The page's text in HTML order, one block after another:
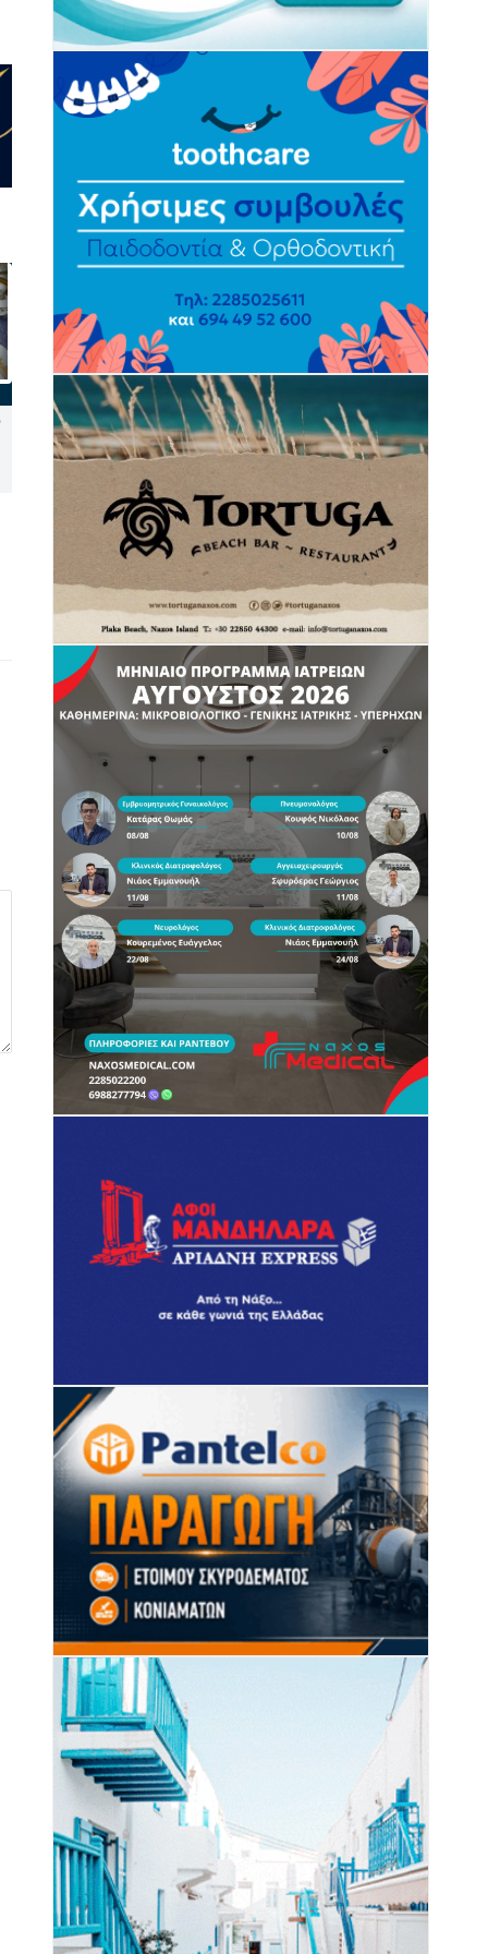
Επίμονα τα μελτέμια στο
Αιγαίο το επόμενο 10ήμερο
– Έως 7 μποφόρ στις
Κυκλάδες
Κέα: Ιστιοφόρο με τρεις
Γάλλους παρουσίασε
μηχανική βλάβη έξω από το
Βουρκάρι